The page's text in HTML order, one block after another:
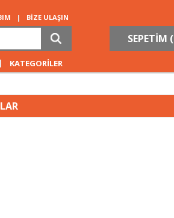
| BİZE ULAŞIN
SEPETİM (
| KATEGORİLER